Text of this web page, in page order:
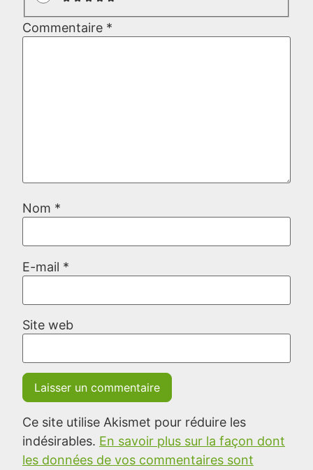
Commentaire *
Nom *
E-mail *
Site web
Ce site utilise Akismet pour réduire les
indésirables. En savoir plus sur la façon dont
les données de vos commentaires sont